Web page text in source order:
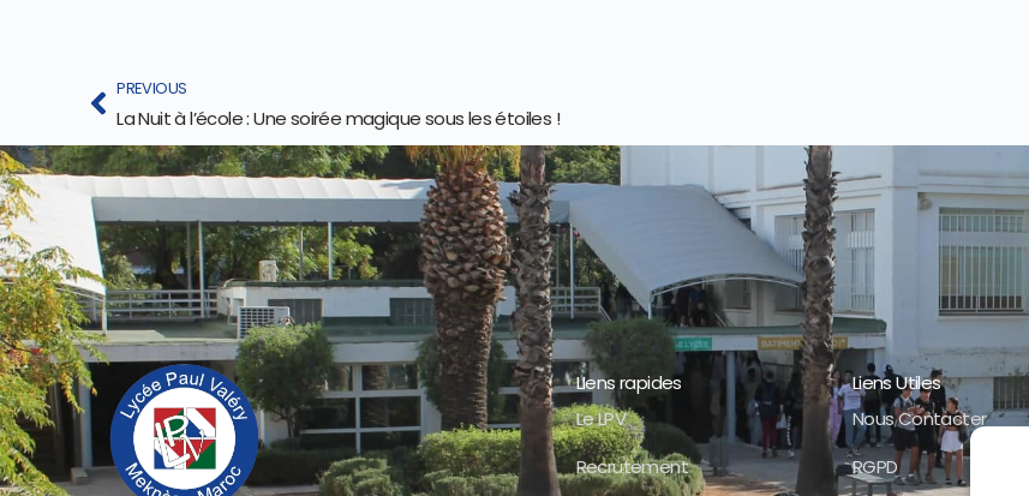
PREVIOUS
La Nuit à l’école : Une soirée magique sous les étoiles !
LIens rapides
Le LPV
Recrutement
Liens Utiles
Nous Contacter
RGPD